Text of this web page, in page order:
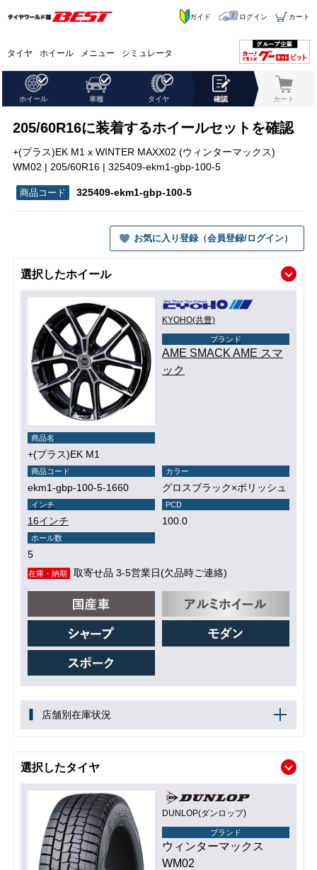
タイヤ ホイール メニュー シミュレータ
ガイド ログイン カート
ホイール 車種 タイヤ 確認 カート
205/60R16に装着するホイールセットを確認
+(プラス)EK M1 x WINTER MAXX02 (ウィンターマックス)
WM02 | 205/60R16 | 325409-ekm1-gbp-100-5
325409-ekm1-gbp-100-5
お気に入り登録（会員登録/ログイン）
選択したホイール
KYOHO(共豊)
ブランド
AME SMACK AME スマ
ック
商品名
+(プラス)EK M1
商品コード
ekm1-gbp-100-5-1660
カラー
グロスブラック×ポリッシュ
インチ
16インチ
PCD
100.0
ホール数
5
在庫・納期 取寄せ品 3-5営業日(欠品時ご連絡)
店舗別在庫状況
選択したタイヤ
DUNLOP(ダンロップ)
ブランド
ウィンターマックス
WM02